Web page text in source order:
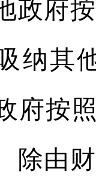
政府
纳其
府按
除由